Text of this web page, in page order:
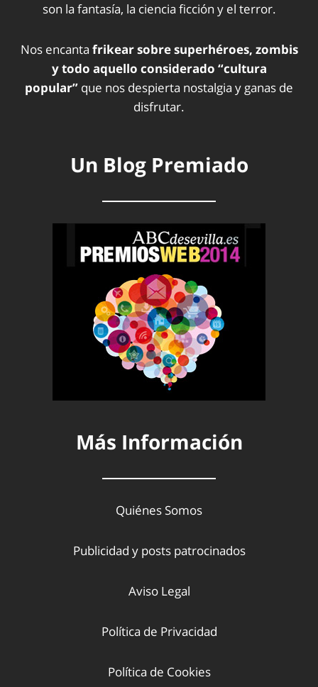
son la fantasía, la ciencia ficción y el terror.
Nos encanta frikear sobre superhéroes, zombis
y todo aquello considerado “cultura
popular” que nos despierta nostalgia y ganas de
disfrutar.
Un Blog Premiado
Más Información
Quiénes Somos
Publicidad y posts patrocinados
Aviso Legal
Política de Privacidad
Política de Cookies